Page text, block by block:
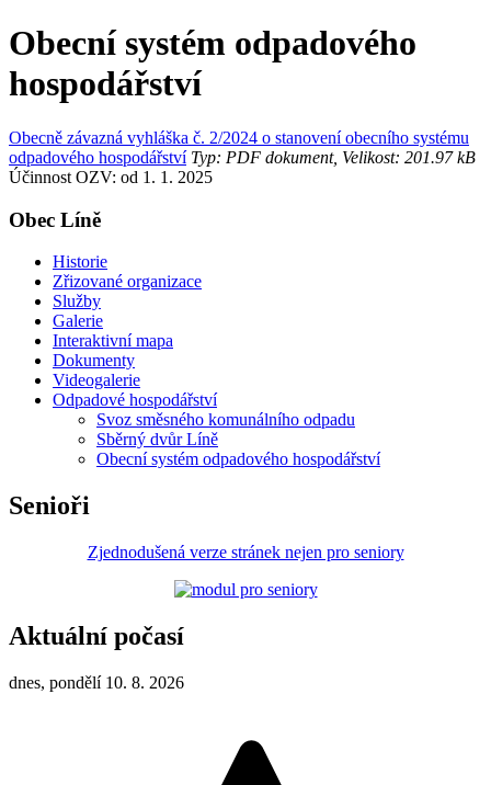
Obecní systém odpadového
hospodářství
Obecně závazná vyhláška č. 2/2024 o stanovení obecního systému
odpadového hospodářstvíTyp: PDF dokument, Velikost: 201.97 kB
Účinnost OZV: od 1. 1. 2025
Obec Líně
Historie
Zřizované organizace
Služby
Galerie
Interaktivní mapa
Dokumenty
Videogalerie
Odpadové hospodářství
Svoz směsného komunálního odpadu
Sběrný dvůr Líně
Obecní systém odpadového hospodářství
Senioři
Zjednodušená verze stránek nejen pro seniory
Aktuální počasí
dnes, pondělí 10. 8. 2026